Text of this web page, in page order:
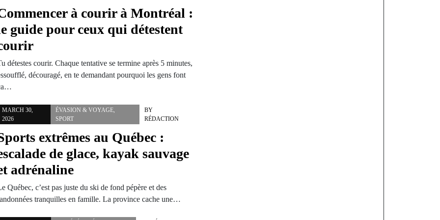
à courir à Montréal :
guide pour ceux qui détestent
détestes courir. Chaque tentative se termine après 5 minutes,
découragé, en te demandant pourquoi les gens font
MARCH 30,
2026
ÉVASION & VOYAGE,
SPORT
BY
RÉDACTION
extrêmes au Québec :
de glace, kayak sauvage
adrénaline
Québec, c’est pas juste du ski de fond pépère et des
tranquilles en famille. La province cache une…